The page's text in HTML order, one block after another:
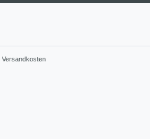
Versandkosten